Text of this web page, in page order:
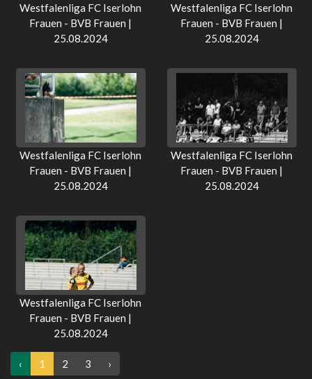
Westfalenliga FC Iserlohn
Frauen - BVB Frauen |
25.08.2024
Westfalenliga FC Iserlohn
Frauen - BVB Frauen |
25.08.2024
Westfalenliga FC Iserlohn
Frauen - BVB Frauen |
25.08.2024
Westfalenliga FC Iserlohn
Frauen - BVB Frauen |
25.08.2024
Westfalenliga FC Iserlohn
Frauen - BVB Frauen |
25.08.2024
‹ 1 2 3 ›